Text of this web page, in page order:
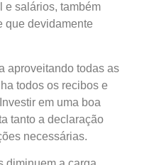
e salários, também
que devidamente
aproveitando todas as
todos os recibos e
em uma boa
tanto a declaração
necessárias.